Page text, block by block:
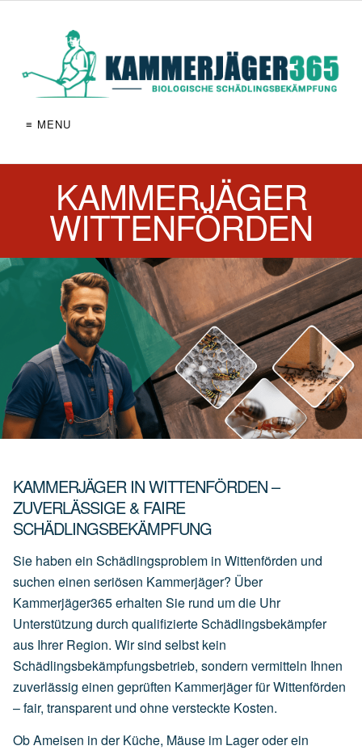
≡ MENU
KAMMERJÄGER
WITTENFÖRDEN
KAMMERJÄGER IN WITTENFÖRDEN –
ZUVERLÄSSIGE & FAIRE
SCHÄDLINGSBEKÄMPFUNG
Sie haben ein Schädlingsproblem in Wittenförden und
suchen einen seriösen Kammerjäger? Über
Kammerjäger365 erhalten Sie rund um die Uhr
Unterstützung durch qualifizierte Schädlingsbekämpfer
aus Ihrer Region. Wir sind selbst kein
Schädlingsbekämpfungsbetrieb, sondern vermitteln Ihnen
zuverlässig einen geprüften Kammerjäger für Wittenförden
– fair, transparent und ohne versteckte Kosten.
Ob Ameisen in der Küche, Mäuse im Lager oder ein